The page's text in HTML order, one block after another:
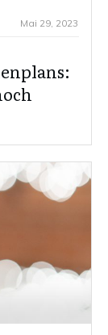
Mai 29, 2023